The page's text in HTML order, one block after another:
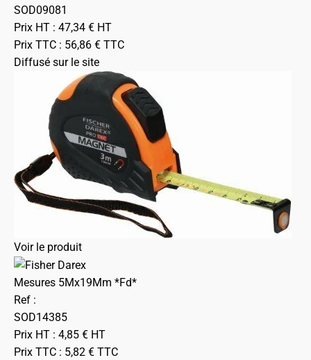
SOD09081
Prix HT : 47,34 € HT
Prix TTC : 56,86 € TTC
Diffusé sur le site
Voir le produit
Mesures 5Mx19Mm *Fd*
Ref :
SOD14385
Prix HT : 4,85 € HT
Prix TTC : 5,82 € TTC